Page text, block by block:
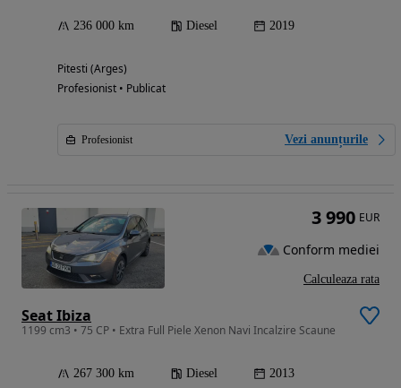
236 000 km Diesel 2019
Pitesti (Arges)
Profesionist • Publicat
Profesionist Vezi anunțurile
Seat Ibiza
1199 cm3 • 75 CP • Extra Full Piele Xenon Navi Incalzire Scaune
267 300 km Diesel 2013
3 990 EUR
Conform mediei
Calculeaza rata